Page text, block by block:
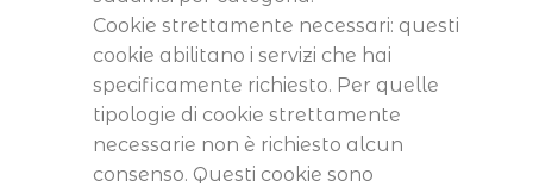
Cookie strettamente necessari: questi
cookie abilitano i servizi che hai
specificamente richiesto. Per quelle
tipologie di cookie strettamente
necessarie non è richiesto alcun
consenso. Questi cookie sono